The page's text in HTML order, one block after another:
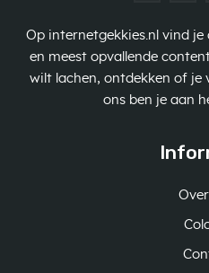
Op internetgekkies.nl vind je
en meest opvallende
wilt lachen, ontdekken of je
ons ben je aan